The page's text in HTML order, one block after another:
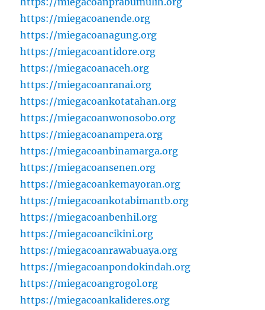
https://miegacoanende.org
https://miegacoanagung.org
https://miegacoantidore.org
https://miegacoanaceh.org
https://miegacoanranai.org
https://miegacoankotatahan.org
https://miegacoanwonosobo.org
https://miegacoanampera.org
https://miegacoanbinamarga.org
https://miegacoansenen.org
https://miegacoankemayoran.org
https://miegacoankotabimantb.org
https://miegacoanbenhil.org
https://miegacoancikini.org
https://miegacoanrawabuaya.org
https://miegacoanpondokindah.org
https://miegacoangrogol.org
https://miegacoankalideres.org